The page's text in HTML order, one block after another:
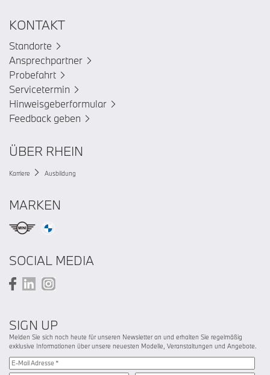
KONTAKT
Standorte
Ansprechpartner
Probefahrt
Servicetermin
Hinweisgeberformular
Feedback geben
ÜBER RHEIN
Karriere Ausbildung
MARKEN
SOCIAL MEDIA
SIGN UP
Melden Sie sich noch heute für unseren Newsletter an und erhalten Sie regelmäßig
exklusive Informationen über unsere neuesten Modelle, Veranstaltungen und Angebote.